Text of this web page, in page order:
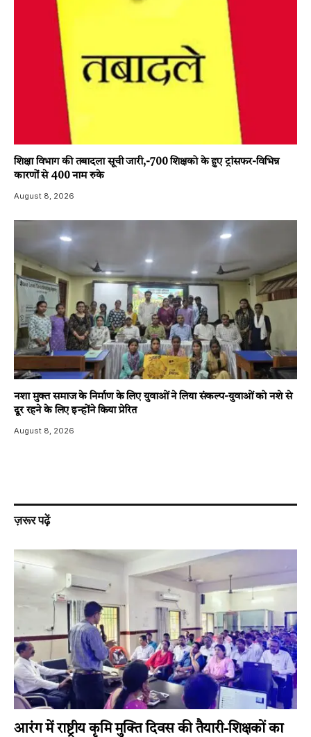
शिक्षा विभाग की तबादला सूची जारी,-700 शिक्षको के हुए ट्रांसफर-विभिन्न
कारणों से 400 नाम रुके
August 8, 2026
नशा मुक्त समाज के निर्माण के लिए युवाओं ने लिया संकल्प-युवाओं को नशे से
दूर रहने के लिए इन्होंने किया प्रेरित
August 8, 2026
ज़रूर पढ़ें
आरंग में राष्ट्रीय कृमि मुक्ति दिवस की तैयारी-शिक्षकों का